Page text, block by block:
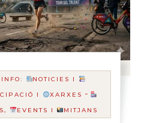
INFO:
NOTICIES I
I XARXES -
EVENTS I MITJANS